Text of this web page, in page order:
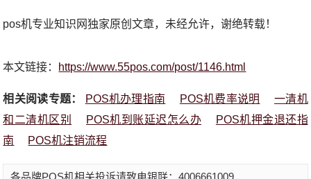
pos机专业知识网独家原创文章，未经允许，谢绝转载！
本文链接： https://www.55pos.com/post/1146.html
相关阅读专题： POS机办理指南 POS机费率说明
一清机
和二清机区别
POS机到账延迟怎么办
POS机押金退还指
南
POS机注销流程
各品牌POS机相关投诉请致电银联：4006661009